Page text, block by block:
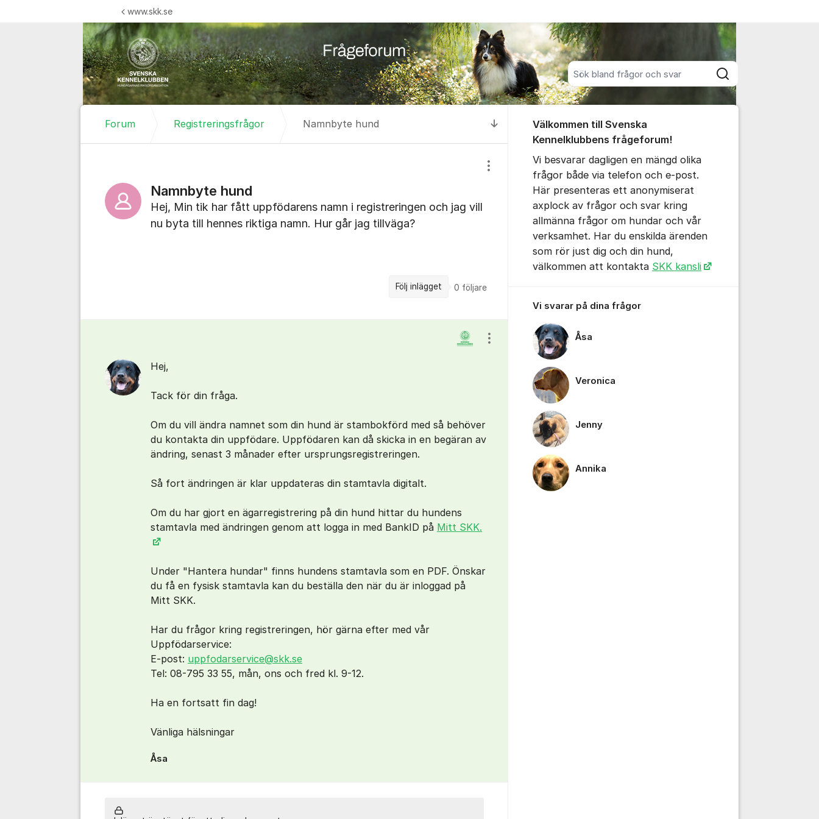
Sök bland alla inlägg
Sök
www.skk.se
Till senaste kommentaren
Forum Registreringsfrågor Namnbyte hund
Namnbyte hund
Visa/dölj inställningar för inlägg/kommentar
Hej, Min tik har fått uppfödarens namn i registreringen och jag vill
nu byta till hennes riktiga namn. Hur går jag tillväga?
Följ inlägget 0 följare
Hej,
Tack för din fråga.
Om du vill ändra namnet som din hund är stambokförd med så behöver
du kontakta din uppfödare. Uppfödaren kan då skicka in en begäran av
ändring, senast 3 månader efter ursprungsregistreringen.
Så fort ändringen är klar uppdateras din stamtavla digitalt.
Om du har gjort en ägarregistrering på din hund hittar du hundens
stamtavla med ändringen genom att logga in med BankID på Mitt SKK.
Under "Hantera hundar" finns hundens stamtavla som en PDF. Önskar
du få en fysisk stamtavla kan du beställa den när du är inloggad på
Mitt SKK.
Har du frågor kring registreringen, hör gärna efter med vår
Uppfödarservice:
E-post: uppfodarservice@skk.se
Tel: 08-795 33 55, mån, ons och fred kl. 9-12.
Ha en fortsatt fin dag!
Vänliga hälsningar
Åsa
Visa/dölj inställningar för inlägg/kommentar
Välkommen till Svenska
Kennelklubbens frågeforum!
Vi besvarar dagligen en mängd olika
frågor både via telefon och e-post.
Här presenteras ett anonymiserat
axplock av frågor och svar kring
allmänna frågor om hundar och vår
verksamhet. Har du enskilda ärenden
som rör just dig och din hund,
välkommen att kontakta SKK kansli
Vi svarar på dina frågor
Åsa
Veronica
Jenny
Annika